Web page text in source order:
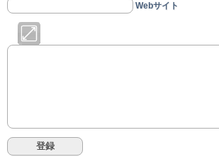
Webサイト